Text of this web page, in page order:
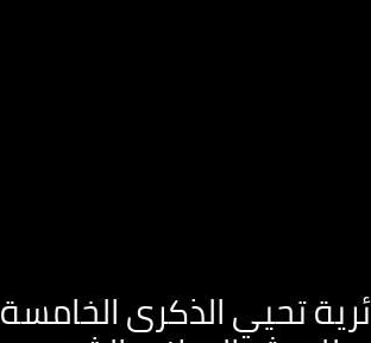
تحيي الذكرى الخامسة